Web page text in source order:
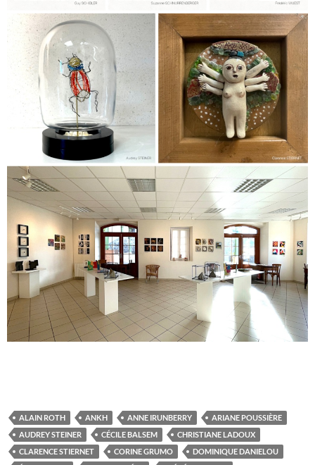
ALAIN ROTH ANKH ANNE IRUNBERRY
ARIANE POUSSIÈRE
AUDREY STEINER
CÉCILE BALSEM
CHRISTIANE LADOUX
CLARENCE STIERNET
CORINE GRUMO
DOMINIQUE DANIELOU